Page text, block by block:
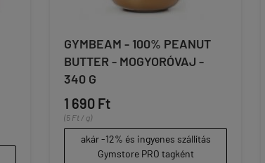
GYMBEAM - 100% PEANUT
BUTTER - MOGYORÓVAJ -
340 G
1 690 Ft
(5 Ft / g)
akár -12% és ingyenes szállítás
Gymstore PRO tagként